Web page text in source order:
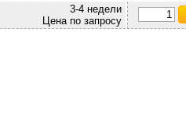
3-4 недели
Цена по запросу